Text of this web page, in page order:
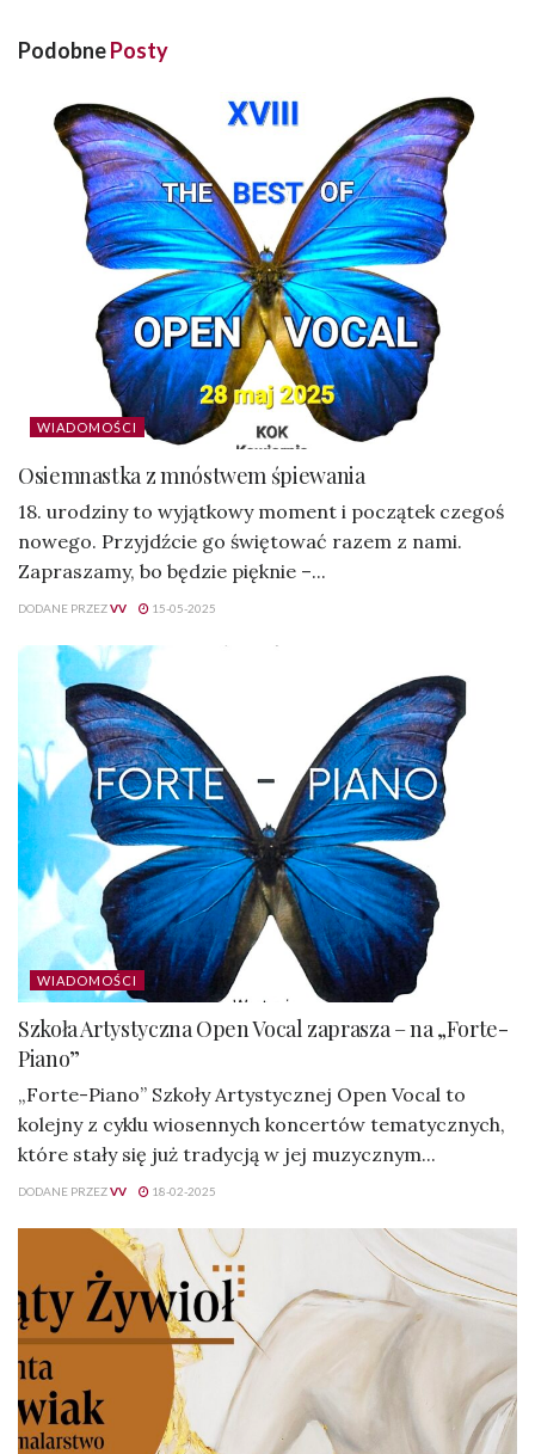
PodobnePosty
WIADOMOŚCI
Osiemnastka z mnóstwem śpiewania
18. urodziny to wyjątkowy moment i początek czegoś
nowego. Przyjdźcie go świętować razem z nami.
Zapraszamy, bo będzie pięknie –...
DODANE PRZEZVV 15-05-2025
WIADOMOŚCI
Szkoła Artystyczna Open Vocal zaprasza – na „Forte-
Piano”
„Forte-Piano” Szkoły Artystycznej Open Vocal to
kolejny z cyklu wiosennych koncertów tematycznych,
które stały się już tradycją w jej muzycznym...
DODANE PRZEZVV 18-02-2025